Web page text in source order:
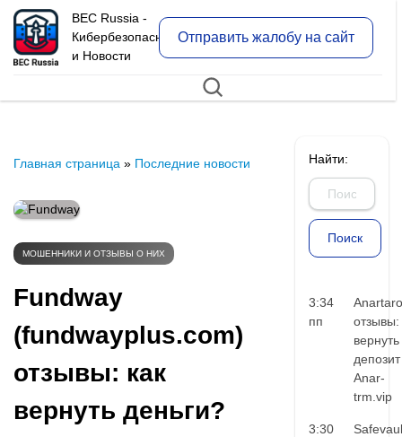
BEC Russia -
Кибербезопасность
и Новости
Отправить жалобу на сайт
Главная страница » Последние новости
МОШЕННИКИ И ОТЗЫВЫ О НИХ
Fundway
(fundwayplus.com)
отзывы: как
вернуть деньги?
Найти:
3:34
пп
отзывы:
вернуть
Anar-
trm.vip
3:30